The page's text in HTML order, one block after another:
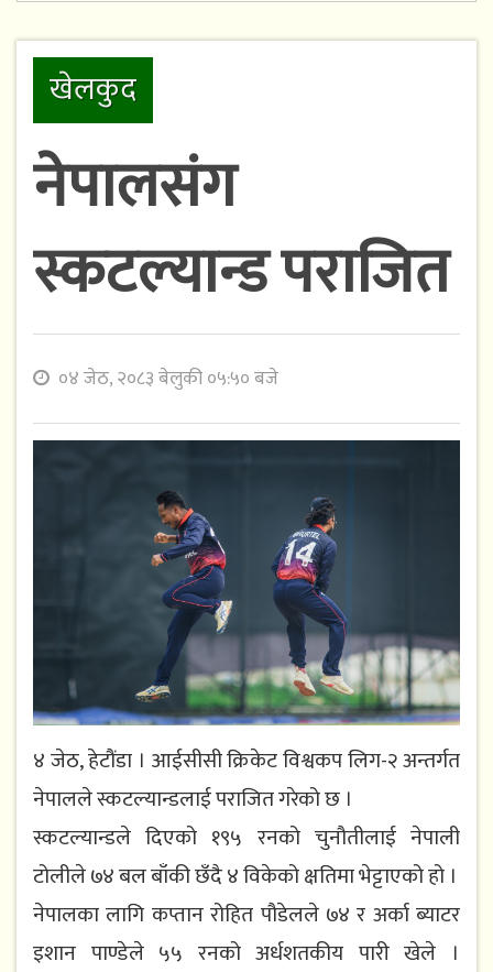
खेलकुद
नेपालसंग
स्कटल्यान्ड पराजित
०४ जेठ, २०८३ बेलुकी ०५:५० बजे
४ जेठ, हेटौंडा । आईसीसी क्रिकेट विश्वकप लिग-२ अन्तर्गत
नेपालले स्कटल्यान्डलाई पराजित गरेको छ ।
स्कटल्यान्डले दिएको १९५ रनको चुनौतीलाई नेपाली
टोलीले ७४ बल बाँकी छँदै ४ विकेको क्षतिमा भेट्टाएको हो ।
नेपालका लागि कप्तान रोहित पौडेलले ७४ र अर्का ब्याटर
इशान पाण्डेले ५५ रनको अर्धशतकीय पारी खेले ।